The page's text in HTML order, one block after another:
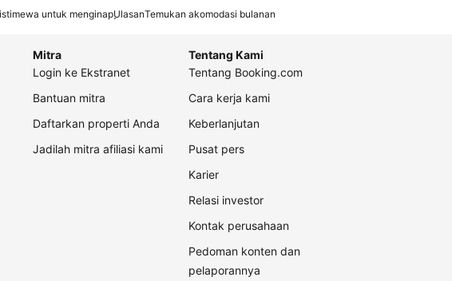
untuk menginapUlasanTemukan akomodasi bulanan
Mitra
Login ke Ekstranet
Bantuan mitra
Daftarkan properti Anda
Jadilah mitra afiliasi kami
Tentang Kami
Tentang Booking.com
Cara kerja kami
Keberlanjutan
Pusat pers
Karier
Relasi investor
Kontak perusahaan
Pedoman konten dan
pelaporannya